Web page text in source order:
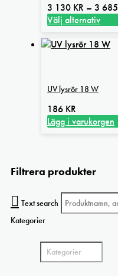
väljas
på
3 130 KR – 3 685
Välj alternativ
här
varianter.
De
olika
alternativen
på
produktsidan
UV lysrör 18 W
186 KR
Lägg i varukorgen
Filtrera produkter
Text search
Kategorier